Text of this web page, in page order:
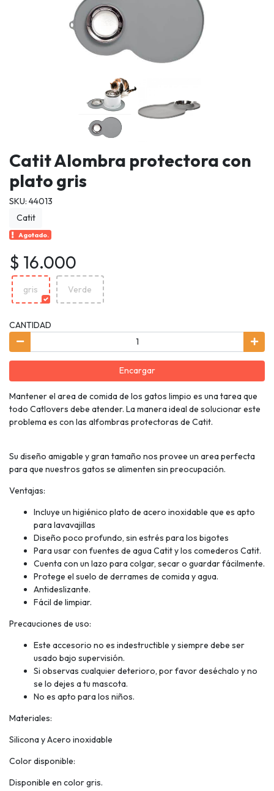
Catit Alombra protectora con
plato gris
SKU: 44013
Catit
Agotado.
$ 16.000
gris Verde
CANTIDAD
Encargar
Mantener el area de comida de los gatos limpio es una tarea que
todo Catlovers debe atender. La manera ideal de solucionar este
problema es con las alfombras protectoras de Catit.
Su diseño amigable y gran tamaño nos provee un area perfecta
para que nuestros gatos se alimenten sin preocupación.
Ventajas:
Incluye un higiénico plato de acero inoxidable que es apto
para lavavajillas
Diseño poco profundo, sin estrés para los bigotes
Para usar con fuentes de agua Catit y los comederos Catit.
Cuenta con un lazo para colgar, secar o guardar fácilmente.
Protege el suelo de derrames de comida y agua.
Antideslizante.
Fácil de limpiar.
Precauciones de uso:
Este accesorio no es indestructible y siempre debe ser
usado bajo supervisión.
Si observas cualquier deterioro, por favor deséchalo y no
se lo dejes a tu mascota.
No es apto para los niños.
Materiales:
Silicona y Acero inoxidable
Color disponible:
Disponible en color gris.